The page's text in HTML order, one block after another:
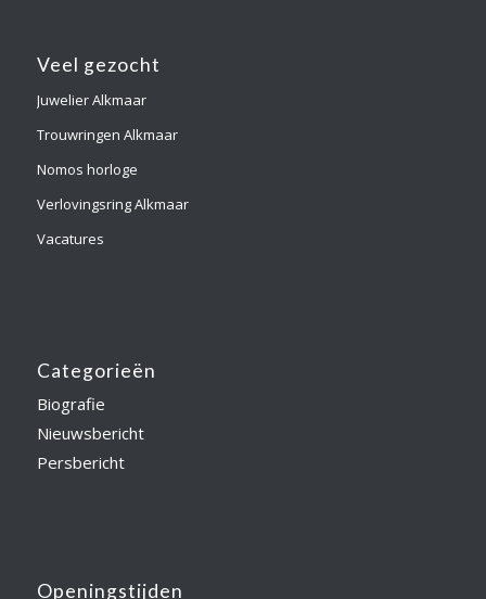
Veel gezocht
Juwelier Alkmaar
Trouwringen Alkmaar
Nomos horloge
Verlovingsring Alkmaar
Vacatures
Categorieën
Biografie
Nieuwsbericht
Persbericht
Openingstijden